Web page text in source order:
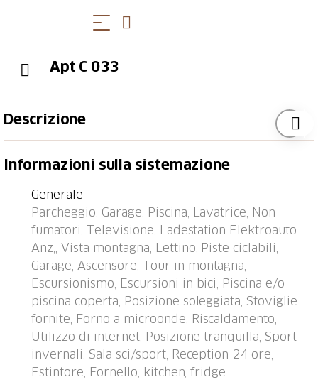
Apt C 033
Descrizione
Disentis, nella località, a 2 km dal centro, posizione
sciistica. In comune: piscina coperta (24 m2,
profondità 170 cm). Spazio giochi per bambini. Nella
casa: reception, sala comune, tennis tavolo, ascensore,
deposito sci, riscaldamento centralizzato, lavatrice,
asciugatrice (in comune, extra). (extra). Accesso fino
alla casa (strada di montagna). Autorimessa.
Dimensione: altezza 195 cm. Stazione di ricarica
elettrica. Negozio, supermercato, ristorante 700 m,
fermata bus "Disentis/Mustér, Pendicularas" 500 m,
stazione ferroviaria "Disentis" 2 km. Funicolare,
sciovia, impianti di risalita, piste da sci 700 m,
Informazioni sulla sistemazione
Generale
Parcheggio, Garage, Piscina, Lavatrice, Non
fumatori, Televisione, Ladestation Elektroauto
Anz,, Vista montagna, Lettino, Piste ciclabili,
Garage, Ascensore, Tour in montagna,
Escursionismo, Escursioni in bici, Piscina e/o
piscina coperta, Posizione soleggiata, Stoviglie
fornite, Forno a microonde, Riscaldamento,
Utilizzo di internet, Posizione tranquilla, Sport
invernali, Sala sci/sport, Reception 24 ore,
Estintore, Fornello, kitchen, fridge